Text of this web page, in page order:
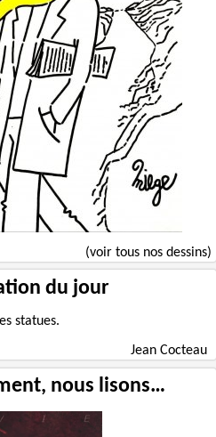
(voir tous nos dessins)
du jour
statues.
Jean Cocteau
nous lisons…